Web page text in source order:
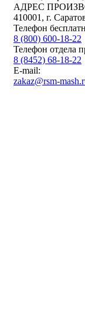
АДРЕС
410001, г.
Телефон
8 (800) 600-18-22
Телефон отдела
8 (8452) 68-18-22
E-mail:
zakaz@rsm-